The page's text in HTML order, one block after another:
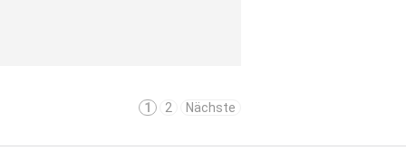
1 2 Nächste